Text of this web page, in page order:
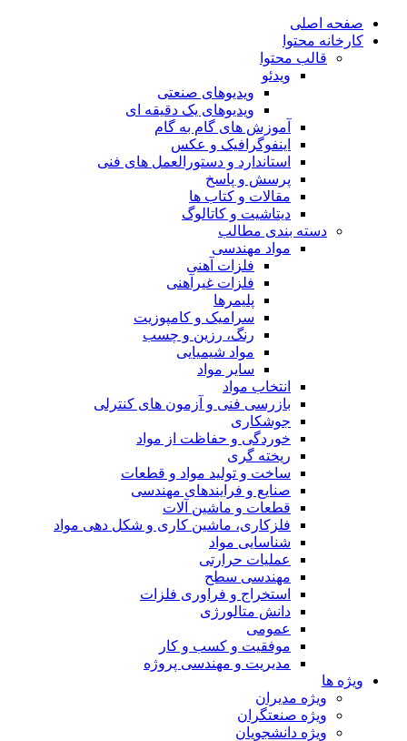
صفحه اصلی
کارخانه محتوا
قالب محتوا
ویدئو
ویدیوهای صنعتی
ویدیوهای یک دقیقه ای
آموزش های گام به گام
اینفوگرافیک و عکس
استاندارد و دستورالعمل های فنی
پرسش و پاسخ
مقالات و کتاب ها
دیتاشیت و کاتالوگ
دسته بندی مطالب
مواد مهندسی
فلزات آهنی
فلزات غیرآهنی
پلیمرها
سرامیک و کامپوزیت
رنگ، رزین و چسب
مواد شیمیایی
سایر مواد
انتخاب مواد
بازرسی فنی و آزمون های کنترلی
جوشکاری
خوردگی و حفاظت از مواد
ریخته گری
ساخت و تولید مواد و قطعات
صنایع و فرایندهای مهندسی
قطعات و ماشین آلات
فلزکاری، ماشین کاری و شکل دهی مواد
شناسایی مواد
عملیات حرارتی
مهندسی سطح
استخراج و فراوری فلزات
دانش متالورژی
عمومی
موفقیت و کسب و کار
مدیریت و مهندسی پروژه
ویژه ها
ویژه مدیران
ویژه صنعتگران
ویژه دانشجویان